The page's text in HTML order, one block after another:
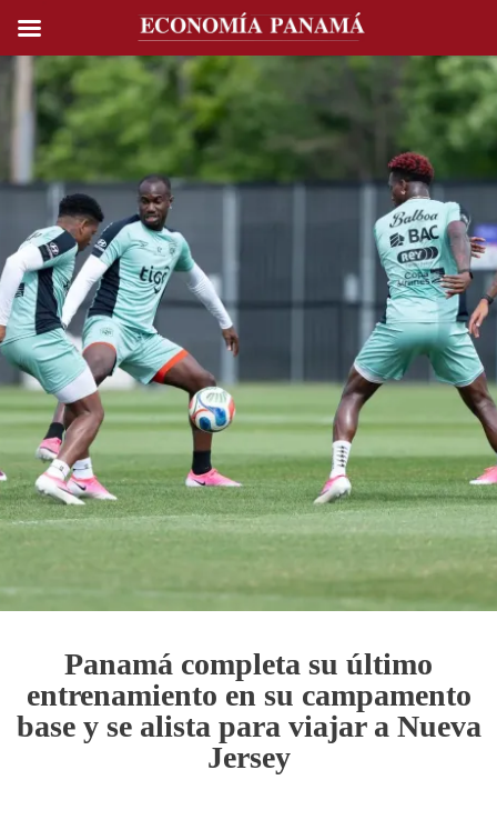
Panamá completa su último
entrenamiento en su campamento
base y se alista para viajar a Nueva
Jersey